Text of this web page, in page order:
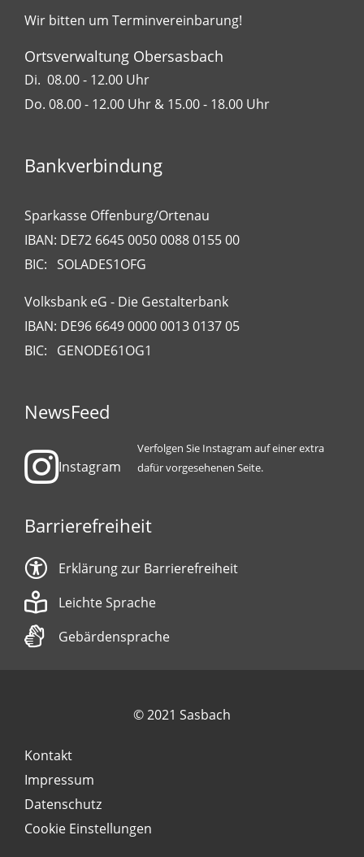
Wir bitten um Terminvereinbarung!
Ortsverwaltung Obersasbach
Di. 08.00 - 12.00 Uhr
Do. 08.00 - 12.00 Uhr & 15.00 - 18.00 Uhr
Bankverbindung
Sparkasse Offenburg/Ortenau
IBAN: DE72 6645 0050 0088 0155 00
BIC: SOLADES1OFG
Volksbank eG - Die Gestalterbank
IBAN: DE96 6649 0000 0013 0137 05
BIC: GENODE61OG1
NewsFeed
Instagram
Verfolgen Sie Instagram auf einer extra
dafür vorgesehenen Seite.
Barrierefreiheit
Erklärung zur Barrierefreiheit
Leichte Sprache
Gebärdensprache
© 2021 Sasbach
Kontakt
Impressum
Datenschutz
Cookie Einstellungen